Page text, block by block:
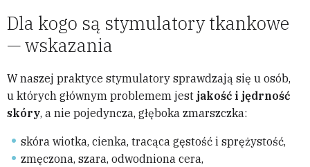
Dla kogo są stymulatory tkankowe
— wskazania
W naszej praktyce stymulatory sprawdzają się u osób,
u których głównym problemem jest jakość i jędrność
skóry, a nie pojedyncza, głęboka zmarszczka:
skóra wiotka, cienka, tracąca gęstość i sprężystość,
zmęczona, szara, odwodniona cera,